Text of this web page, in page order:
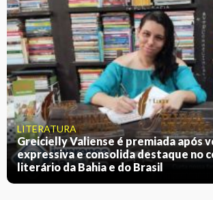
LITERATURA
Greicielly Valiense é premiada após
expressiva e consolida destaque no
literário da Bahia e do Brasil